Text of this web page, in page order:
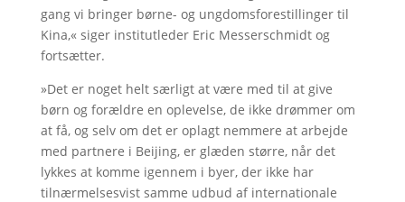
gang vi bringer børne- og ungdomsforestillinger til
Kina,« siger institutleder Eric Messerschmidt og
fortsætter.
»Det er noget helt særligt at være med til at give
børn og forældre en oplevelse, de ikke drømmer om
at få, og selv om det er oplagt nemmere at arbejde
med partnere i Beijing, er glæden større, når det
lykkes at komme igennem i byer, der ikke har
tilnærmelsesvist samme udbud af internationale